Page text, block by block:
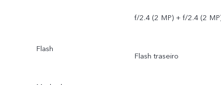
f/2.4 (2 MP) + f/2.4 (2
Flash
Flash traseiro